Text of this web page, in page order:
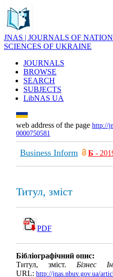
JNAS | JOURNALS OF
SCIENCES OF UKRAINE
JOURNALS
BROWSE
SEARCH
SUBJECTS
LibNAS UA
web address of the page http://
0000750581
Business Inform Б -
Титул, зміст
PDF
Бібліографічний опис:
Титул, зміст. Бізнес
URL: http://jnas.nbuv.gov.ua/